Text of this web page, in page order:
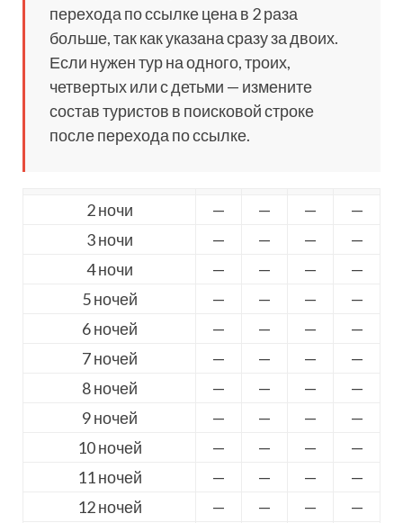
перехода по ссылке цена в 2 раза
больше, так как указана сразу за двоих.
Если нужен тур на одного, троих,
четвертых или с детьми — измените
состав туристов в поисковой строке
после перехода по ссылке.
2 ночи — — —
—
3 ночи
— — —
—
4 ночи
— — —
—
5 ночей
— — —
—
6 ночей
— — —
—
7 ночей
— — —
—
8 ночей
— — —
—
9 ночей
— — —
—
10 ночей
— — —
—
11 ночей
— — —
—
12 ночей
— — — —